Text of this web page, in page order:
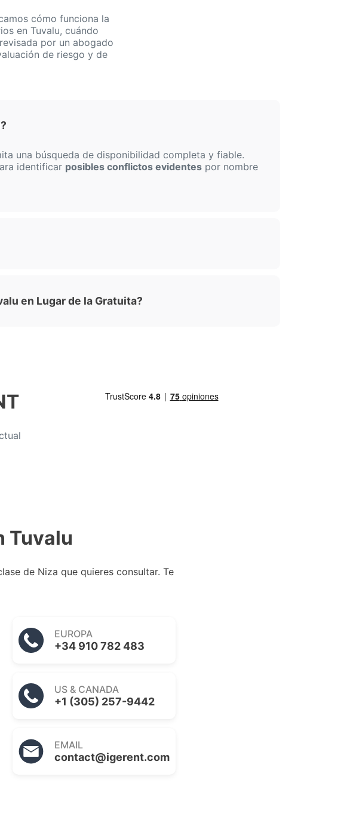
cómo funciona la
en Tuvalu, cuándo
por un abogado
de riesgo y de
una búsqueda de disponibilidad completa y fiable.
identificar posibles conflictos evidentes por nombre
en Lugar de la Gratuita?
Tuvalu
de Niza que quieres consultar. Te
EUROPA
+34 910 782 483
US & CANADA
+1 (305) 257-9442
EMAIL
contact@igerent.com